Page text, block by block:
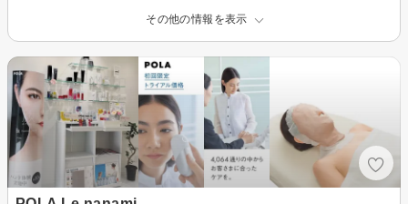
その他の情報を表示